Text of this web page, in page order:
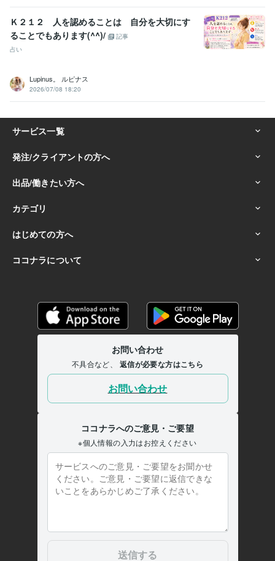
Ｋ２１２ 人を認めることは 自分を大切にす
ることでもあります(^^)/
記事
占い
Lupinus。 ルピナス
2026/07/08 18:20